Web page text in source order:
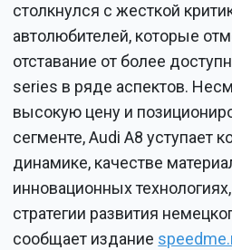
столкнулся с жесткой
автолюбителей, которые
отставание от более
series в ряде аспектов.
высокую цену и
сегменте, Audi A8 уступает
динамике, качестве
инновационных
стратегии развития
сообщает издание